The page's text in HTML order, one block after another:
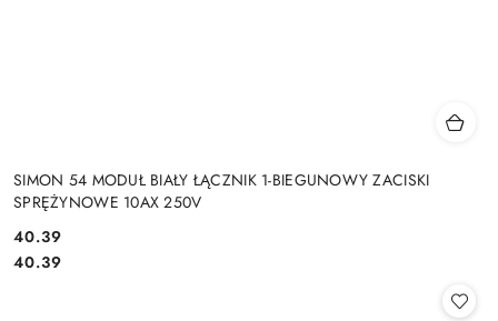
SIMON 54 MODUŁ BIAŁY ŁĄCZNIK 1-BIEGUNOWY ZACISKI
SPRĘŻYNOWE 10AX 250V
Cena:
40.39
Cena:
40.39